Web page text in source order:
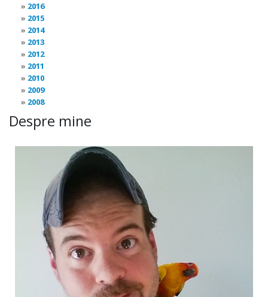
2016
2015
2014
2013
2012
2011
2010
2009
2008
Despre mine